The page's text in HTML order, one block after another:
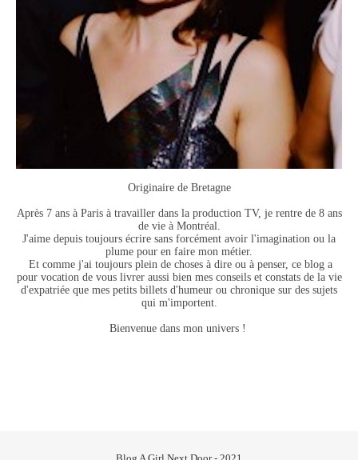
Originaire de Bretagne
Après 7 ans à Paris à travailler dans la production TV, je rentre de 8 ans
de vie à Montréal.
J'aime depuis toujours écrire sans forcément avoir l'imagination ou la
plume pour en faire mon métier.
Et comme j'ai toujours plein de choses à dire ou à penser, ce blog a
pour vocation de vous livrer aussi bien mes conseils et constats de la vie
d'expatriée que mes petits billets d'humeur ou chronique sur des sujets
qui m'importent.
Bienvenue dans mon univers !